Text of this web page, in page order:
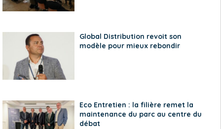
Global Distribution revoit son
modèle pour mieux rebondir
Eco Entretien : la filière remet la
maintenance du parc au centre du
débat